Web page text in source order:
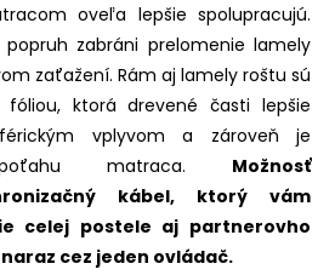
oveľa lepšie spolupracujú.
popruh zabráni prelomenie lamely
zaťažení. Rám aj lamely roštu sú
fóliou, ktorá drevené časti lepšie
vplyvom a zároveň je
matraca. Možnosť
kábel, ktorý vám
celej postele aj partnerovho
cez jeden ovládač.